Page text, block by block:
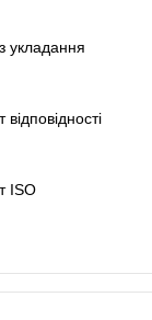
укладання
ISO